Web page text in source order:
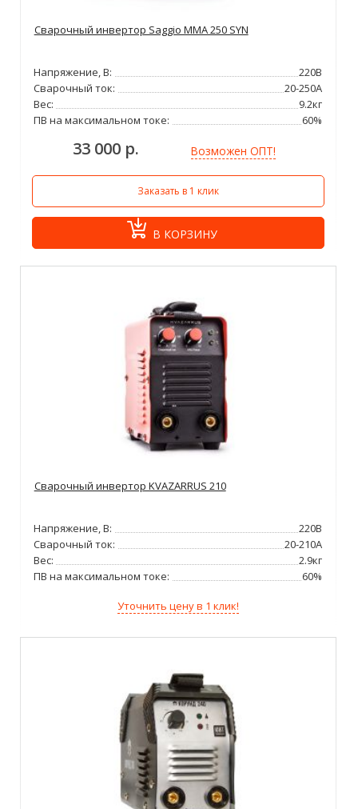
Сварочный инвертор Saggio MMA 250 SYN
Напряжение, В:
220В
Сварочный ток:
20-250А
Вес:
9.2кг
ПВ на максимальном токе:
60%
33 000 р. Возможен ОПТ!
Заказать в 1 клик
В КОРЗИНУ
Сварочный инвертор KVAZARRUS 210
Напряжение, В:
220В
Сварочный ток:
20-210А
Вес:
2.9кг
ПВ на максимальном токе:
60%
Уточнить цену в 1 клик!